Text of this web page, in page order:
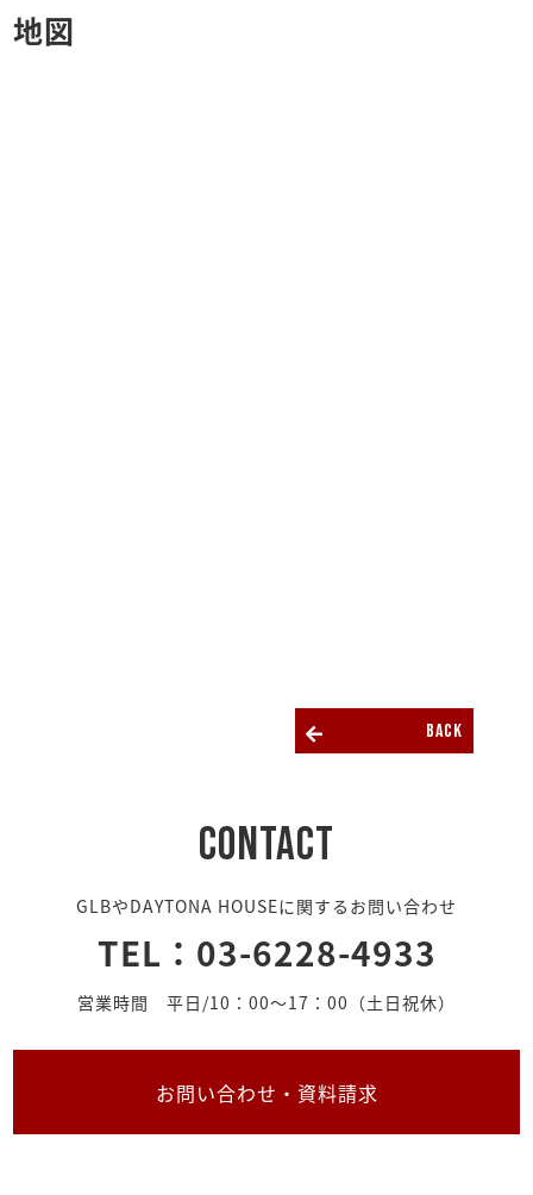
地図
back
CONTACT
GLBやDAYTONA HOUSEに関するお問い合わせ
TEL： 03-6228-4933
営業時間 平日/10：00〜17：00（土日祝休）
お問い合わせ・資料請求